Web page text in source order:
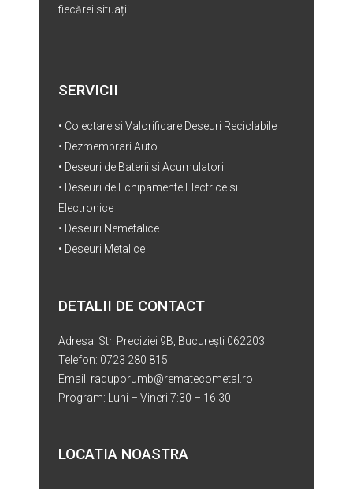
fiecărei situații.
SERVICII
• Colectare si Valorificare Deseuri Reciclabile
• Dezmembrari Auto
• Deseuri de Baterii si Acumulatori
• Deseuri de Echipamente Electrice si
Electronice
• Deseuri Nemetalice
• Deseuri Metalice
DETALII DE CONTACT
Adresa: Str. Preciziei 9B, București 062203
Telefon: 0723 280 815
Email: raduporumb@rematecometal.ro
Program: Luni – Vineri 7:30 – 16:30
LOCATIA NOASTRA